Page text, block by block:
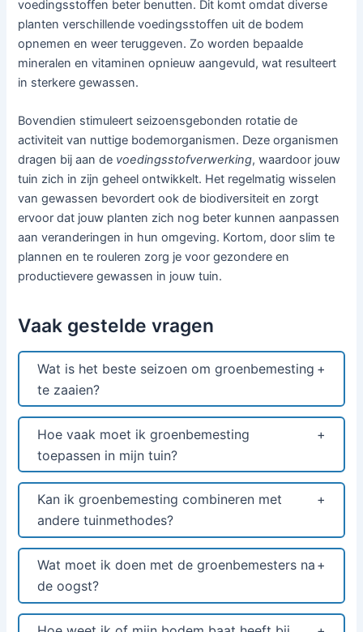
voedingsstoffen beter benutten. Dit komt omdat diverse
planten verschillende voedingsstoffen uit de bodem
opnemen en weer teruggeven. Zo worden bepaalde
mineralen en vitaminen opnieuw aangevuld, wat resulteert
in sterkere gewassen.
Bovendien stimuleert seizoensgebonden rotatie de
activiteit van nuttige bodemorganismen. Deze organismen
dragen bij aan de voedingsstofverwerking, waardoor jouw
tuin zich in zijn geheel ontwikkelt. Het regelmatig wisselen
van gewassen bevordert ook de biodiversiteit en zorgt
ervoor dat jouw planten zich nog beter kunnen aanpassen
aan veranderingen in hun omgeving. Kortom, door slim te
plannen en te rouleren zorg je voor gezondere en
productievere gewassen in jouw tuin.
Vaak gestelde vragen
Wat is het beste seizoen om groenbemesting
te zaaien?
Hoe vaak moet ik groenbemesting
toepassen in mijn tuin?
Kan ik groenbemesting combineren met
andere tuinmethodes?
Wat moet ik doen met de groenbemesters na
de oogst?